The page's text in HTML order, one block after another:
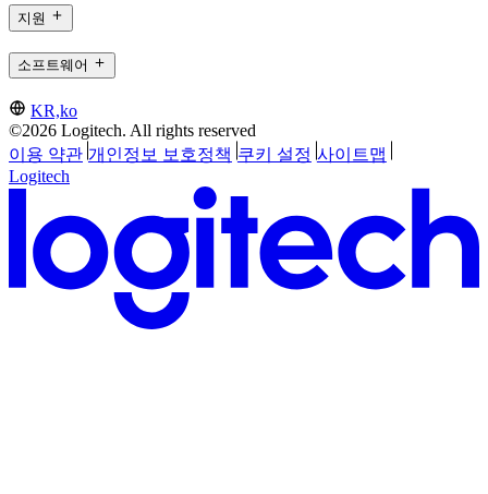
지원
소프트웨어
KR,ko
©2026 Logitech. All rights reserved
이용 약관 개인정보 보호정책 쿠키 설정 사이트맵
Logitech